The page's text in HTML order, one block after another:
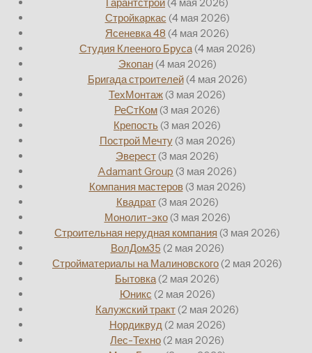
Стройкаркас (4 мая 2026)
Ясеневка 48 (4 мая 2026)
Студия Клееного Бруса (4 мая 2026)
Экопан (4 мая 2026)
Бригада строителей (4 мая 2026)
ТехМонтаж (3 мая 2026)
РеСтКом (3 мая 2026)
Крепость (3 мая 2026)
Построй Мечту (3 мая 2026)
Эверест (3 мая 2026)
Adamant Group (3 мая 2026)
Компания мастеров (3 мая 2026)
Квадрат (3 мая 2026)
Монолит-эко (3 мая 2026)
Строительная нерудная компания (3 мая 2026)
ВолДом35 (2 мая 2026)
Стройматериалы на Малиновского (2 мая 2026)
Бытовка (2 мая 2026)
Юникс (2 мая 2026)
Калужский тракт (2 мая 2026)
Нордиквуд (2 мая 2026)
Лес-Техно (2 мая 2026)